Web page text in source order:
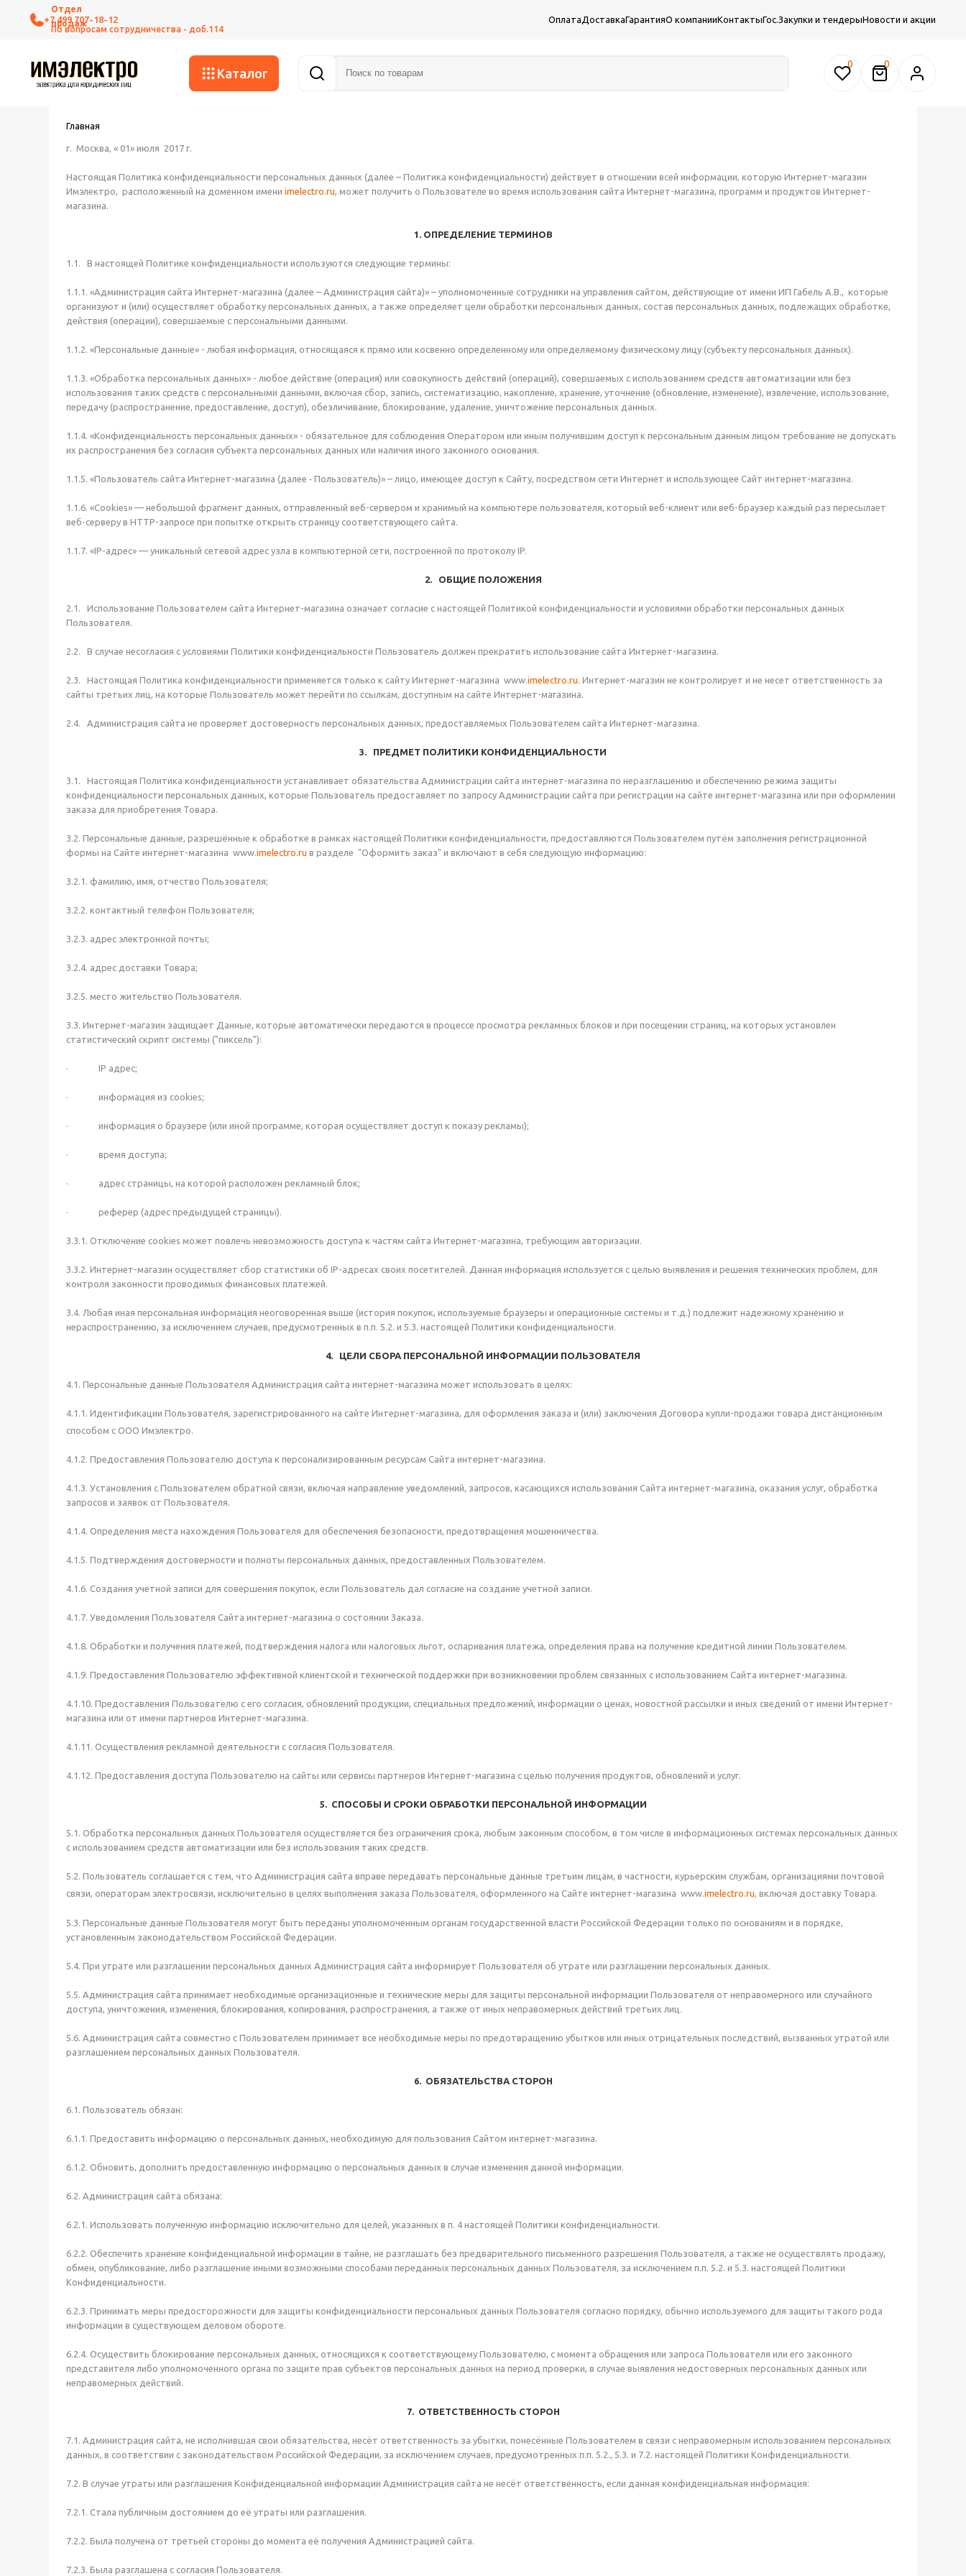
+7 499 707-18-12 ОплатаДоставкаГарантияО компанииКонтактыГос.Закупки и тендерыНовости и акции
Каталог
0
Главная
г. Москва, « 01» июля 2017 г.
Настоящая Политика конфиденциальности персональных данных (далее – Политика конфиденциальности) действует в отношении всей информации, которую Интернет-магазин
Имэлектро, расположенный на доменном имени imelectro.ru, может получить о Пользователе во время использования сайта Интернет-магазина, программ и продуктов Интернет-
магазина.
1. ОПРЕДЕЛЕНИЕ ТЕРМИНОВ
1.1. В настоящей Политике конфиденциальности используются следующие термины:
1.1.1. «Администрация сайта Интернет-магазина (далее – Администрация сайта)» – уполномоченные сотрудники на управления сайтом, действующие от имени ИП Габель А.В., которые
организуют и (или) осуществляет обработку персональных данных, а также определяет цели обработки персональных данных, состав персональных данных, подлежащих обработке,
действия (операции), совершаемые с персональными данными.
1.1.2. «Персональные данные» - любая информация, относящаяся к прямо или косвенно определенному или определяемому физическому лицу (субъекту персональных данных).
1.1.3. «Обработка персональных данных» - любое действие (операция) или совокупность действий (операций), совершаемых с использованием средств автоматизации или без
использования таких средств с персональными данными, включая сбор, запись, систематизацию, накопление, хранение, уточнение (обновление, изменение), извлечение, использование,
передачу (распространение, предоставление, доступ), обезличивание, блокирование, удаление, уничтожение персональных данных.
1.1.4. «Конфиденциальность персональных данных» - обязательное для соблюдения Оператором или иным получившим доступ к персональным данным лицом требование не допускать
их распространения без согласия субъекта персональных данных или наличия иного законного основания.
1.1.5. «Пользователь сайта Интернет-магазина (далее ‑ Пользователь)» – лицо, имеющее доступ к Сайту, посредством сети Интернет и использующее Сайт интернет-магазина.
1.1.6. «Cookies» — небольшой фрагмент данных, отправленный веб-сервером и хранимый на компьютере пользователя, который веб-клиент или веб-браузер каждый раз пересылает
веб-серверу в HTTP-запросе при попытке открыть страницу соответствующего сайта.
1.1.7. «IP-адрес» — уникальный сетевой адрес узла в компьютерной сети, построенной по протоколу IP.
2. ОБЩИЕ ПОЛОЖЕНИЯ
2.1. Использование Пользователем сайта Интернет-магазина означает согласие с настоящей Политикой конфиденциальности и условиями обработки персональных данных
Пользователя.
2.2. В случае несогласия с условиями Политики конфиденциальности Пользователь должен прекратить использование сайта Интернет-магазина.
2.3. Настоящая Политика конфиденциальности применяется только к сайту Интернет-магазина www.imelectro.ru. Интернет-магазин не контролирует и не несет ответственность за
сайты третьих лиц, на которые Пользователь может перейти по ссылкам, доступным на сайте Интернет-магазина.
2.4. Администрация сайта не проверяет достоверность персональных данных, предоставляемых Пользователем сайта Интернет-магазина.
3. ПРЕДМЕТ ПОЛИТИКИ КОНФИДЕНЦИАЛЬНОСТИ
3.1. Настоящая Политика конфиденциальности устанавливает обязательства Администрации сайта интернет-магазина по неразглашению и обеспечению режима защиты
конфиденциальности персональных данных, которые Пользователь предоставляет по запросу Администрации сайта при регистрации на сайте интернет-магазина или при оформлении
заказа для приобретения Товара.
3.2. Персональные данные, разрешённые к обработке в рамках настоящей Политики конфиденциальности, предоставляются Пользователем путём заполнения регистрационной
формы на Сайте интернет-магазина www.imelectro.ru в разделе "Оформить заказ" и включают в себя следующую информацию:
3.2.1. фамилию, имя, отчество Пользователя;
3.2.2. контактный телефон Пользователя;
3.2.3. адрес электронной почты;
3.2.4. адрес доставки Товара;
3.2.5. место жительство Пользователя.
3.3. Интернет-магазин защищает Данные, которые автоматически передаются в процессе просмотра рекламных блоков и при посещении страниц, на которых установлен
статистический скрипт системы ("пиксель"):
· IP адрес;
· информация из cookies;
· информация о браузере (или иной программе, которая осуществляет доступ к показу рекламы);
· время доступа;
· адрес страницы, на которой расположен рекламный блок;
· реферер (адрес предыдущей страницы).
3.3.1. Отключение cookies может повлечь невозможность доступа к частям сайта Интернет-магазина, требующим авторизации.
3.3.2. Интернет-магазин осуществляет сбор статистики об IP-адресах своих посетителей. Данная информация используется с целью выявления и решения технических проблем, для
контроля законности проводимых финансовых платежей.
3.4. Любая иная персональная информация неоговоренная выше (история покупок, используемые браузеры и операционные системы и т.д.) подлежит надежному хранению и
нераспространению, за исключением случаев, предусмотренных в п.п. 5.2. и 5.3. настоящей Политики конфиденциальности.
4. ЦЕЛИ СБОРА ПЕРСОНАЛЬНОЙ ИНФОРМАЦИИ ПОЛЬЗОВАТЕЛЯ
4.1. Персональные данные Пользователя Администрация сайта интернет-магазина может использовать в целях:
4.1.1. Идентификации Пользователя, зарегистрированного на сайте Интернет-магазина, для оформления заказа и (или) заключения Договора купли-продажи товара дистанционным
способом с ООО Имэлектро.
4.1.2. Предоставления Пользователю доступа к персонализированным ресурсам Сайта интернет-магазина.
4.1.3. Установления с Пользователем обратной связи, включая направление уведомлений, запросов, касающихся использования Сайта интернет-магазина, оказания услуг, обработка
запросов и заявок от Пользователя.
4.1.4. Определения места нахождения Пользователя для обеспечения безопасности, предотвращения мошенничества.
4.1.5. Подтверждения достоверности и полноты персональных данных, предоставленных Пользователем.
4.1.6. Создания учетной записи для совершения покупок, если Пользователь дал согласие на создание учетной записи.
4.1.7. Уведомления Пользователя Сайта интернет-магазина о состоянии Заказа.
4.1.8. Обработки и получения платежей, подтверждения налога или налоговых льгот, оспаривания платежа, определения права на получение кредитной линии Пользователем.
4.1.9. Предоставления Пользователю эффективной клиентской и технической поддержки при возникновении проблем связанных с использованием Сайта интернет-магазина.
4.1.10. Предоставления Пользователю с его согласия, обновлений продукции, специальных предложений, информации о ценах, новостной рассылки и иных сведений от имени Интернет-
магазина или от имени партнеров Интернет-магазина.
4.1.11. Осуществления рекламной деятельности с согласия Пользователя.
4.1.12. Предоставления доступа Пользователю на сайты или сервисы партнеров Интернет-магазина с целью получения продуктов, обновлений и услуг.
5. СПОСОБЫ И СРОКИ ОБРАБОТКИ ПЕРСОНАЛЬНОЙ ИНФОРМАЦИИ
5.1. Обработка персональных данных Пользователя осуществляется без ограничения срока, любым законным способом, в том числе в информационных системах персональных данных
с использованием средств автоматизации или без использования таких средств.
5.2. Пользователь соглашается с тем, что Администрация сайта вправе передавать персональные данные третьим лицам, в частности, курьерским службам, организациями почтовой
связи, операторам электросвязи, исключительно в целях выполнения заказа Пользователя, оформленного на Сайте интернет-магазина www.imelectro.ru, включая доставку Товара.
5.3. Персональные данные Пользователя могут быть переданы уполномоченным органам государственной власти Российской Федерации только по основаниям и в порядке,
установленным законодательством Российской Федерации.
5.4. При утрате или разглашении персональных данных Администрация сайта информирует Пользователя об утрате или разглашении персональных данных.
5.5. Администрация сайта принимает необходимые организационные и технические меры для защиты персональной информации Пользователя от неправомерного или случайного
доступа, уничтожения, изменения, блокирования, копирования, распространения, а также от иных неправомерных действий третьих лиц.
5.6. Администрация сайта совместно с Пользователем принимает все необходимые меры по предотвращению убытков или иных отрицательных последствий, вызванных утратой или
разглашением персональных данных Пользователя.
6. ОБЯЗАТЕЛЬСТВА СТОРОН
6.1. Пользователь обязан:
6.1.1. Предоставить информацию о персональных данных, необходимую для пользования Сайтом интернет-магазина.
6.1.2. Обновить, дополнить предоставленную информацию о персональных данных в случае изменения данной информации.
6.2. Администрация сайта обязана:
6.2.1. Использовать полученную информацию исключительно для целей, указанных в п. 4 настоящей Политики конфиденциальности.
6.2.2. Обеспечить хранение конфиденциальной информации в тайне, не разглашать без предварительного письменного разрешения Пользователя, а также не осуществлять продажу,
обмен, опубликование, либо разглашение иными возможными способами переданных персональных данных Пользователя, за исключением п.п. 5.2. и 5.3. настоящей Политики
Конфиденциальности.
6.2.3. Принимать меры предосторожности для защиты конфиденциальности персональных данных Пользователя согласно порядку, обычно используемого для защиты такого рода
информации в существующем деловом обороте.
6.2.4. Осуществить блокирование персональных данных, относящихся к соответствующему Пользователю, с момента обращения или запроса Пользователя или его законного
представителя либо уполномоченного органа по защите прав субъектов персональных данных на период проверки, в случае выявления недостоверных персональных данных или
неправомерных действий.
7. ОТВЕТСТВЕННОСТЬ СТОРОН
7.1. Администрация сайта, не исполнившая свои обязательства, несёт ответственность за убытки, понесённые Пользователем в связи с неправомерным использованием персональных
данных, в соответствии с законодательством Российской Федерации, за исключением случаев, предусмотренных п.п. 5.2., 5.3. и 7.2. настоящей Политики Конфиденциальности.
7.2. В случае утраты или разглашения Конфиденциальной информации Администрация сайта не несёт ответственность, если данная конфиденциальная информация:
7.2.1. Стала публичным достоянием до её утраты или разглашения.
7.2.2. Была получена от третьей стороны до момента её получения Администрацией сайта.
7.2.3. Была разглашена с согласия Пользователя.